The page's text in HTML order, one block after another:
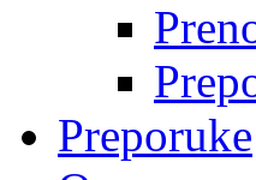
Preporuke